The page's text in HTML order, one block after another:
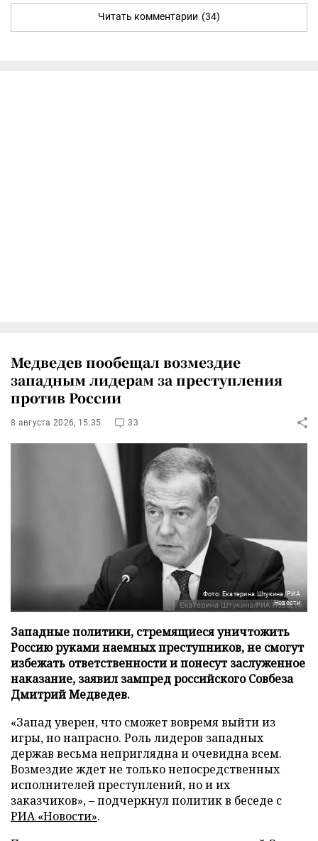
Читать комментарии (34)
Медведев пообещал возмездие
западным лидерам за преступления
против России
8 августа 2026, 15:35 33
Фото: Екатерина Штукина/РИА
Новости
Западные политики, стремящиеся уничтожить
Россию руками наемных преступников, не смогут
избежать ответственности и понесут заслуженное
наказание, заявил зампред российского Совбеза
Дмитрий Медведев.
«Запад уверен, что сможет вовремя выйти из
игры, но напрасно. Роль лидеров западных
держав весьма неприглядна и очевидна всем.
Возмездие ждет не только непосредственных
исполнителей преступлений, но и их
заказчиков», – подчеркнул политик в беседе с
РИА «Новости».